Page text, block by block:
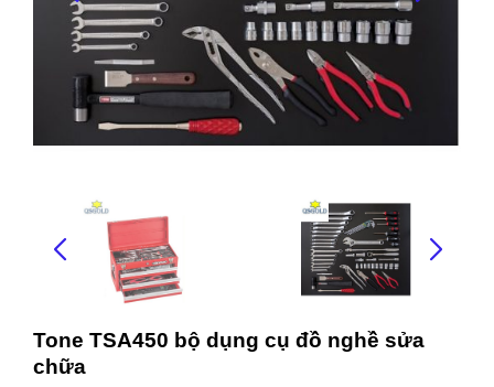
Tone TSA450 bộ dụng cụ đồ nghề sửa
chữa